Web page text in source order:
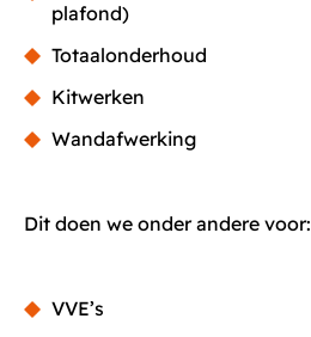
plafond)
Totaalonderhoud
Kitwerken
Wandafwerking
Dit doen we onder andere voor:
VVE’s